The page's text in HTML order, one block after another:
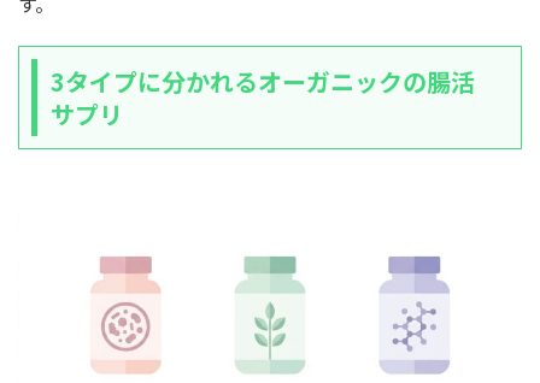
3タイプに分かれるオーガニックの腸活
サプリ